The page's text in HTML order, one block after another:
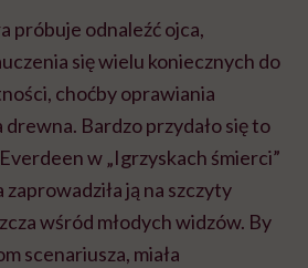
próbuje odnaleźć ojca,
się wielu koniecznych do
choćby oprawiania
Bardzo przydało się to
w „Igrzyskach śmierci”
ją na szczyty
wśród młodych widzów. By
scenariusza, miała